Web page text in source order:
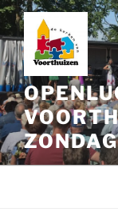
Ga
naar
de
inhoud